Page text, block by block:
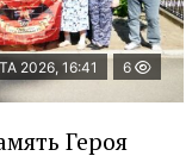
2026, 16:41 6
Героя